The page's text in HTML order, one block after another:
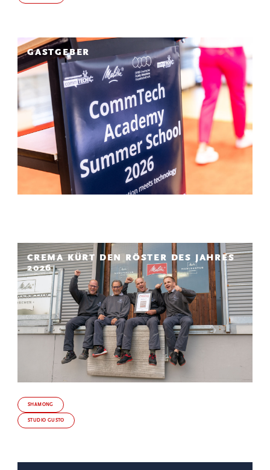
GASTGEBER
CREMA KÜRT DEN RÖSTER DES JAHRES
2026
SHAMONG
STUDIO GUSTO